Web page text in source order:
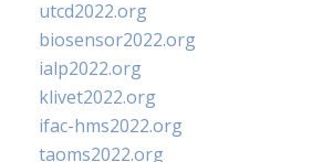
utcd2022.org
biosensor2022.org
ialp2022.org
klivet2022.org
ifac-hms2022.org
taoms2022.org